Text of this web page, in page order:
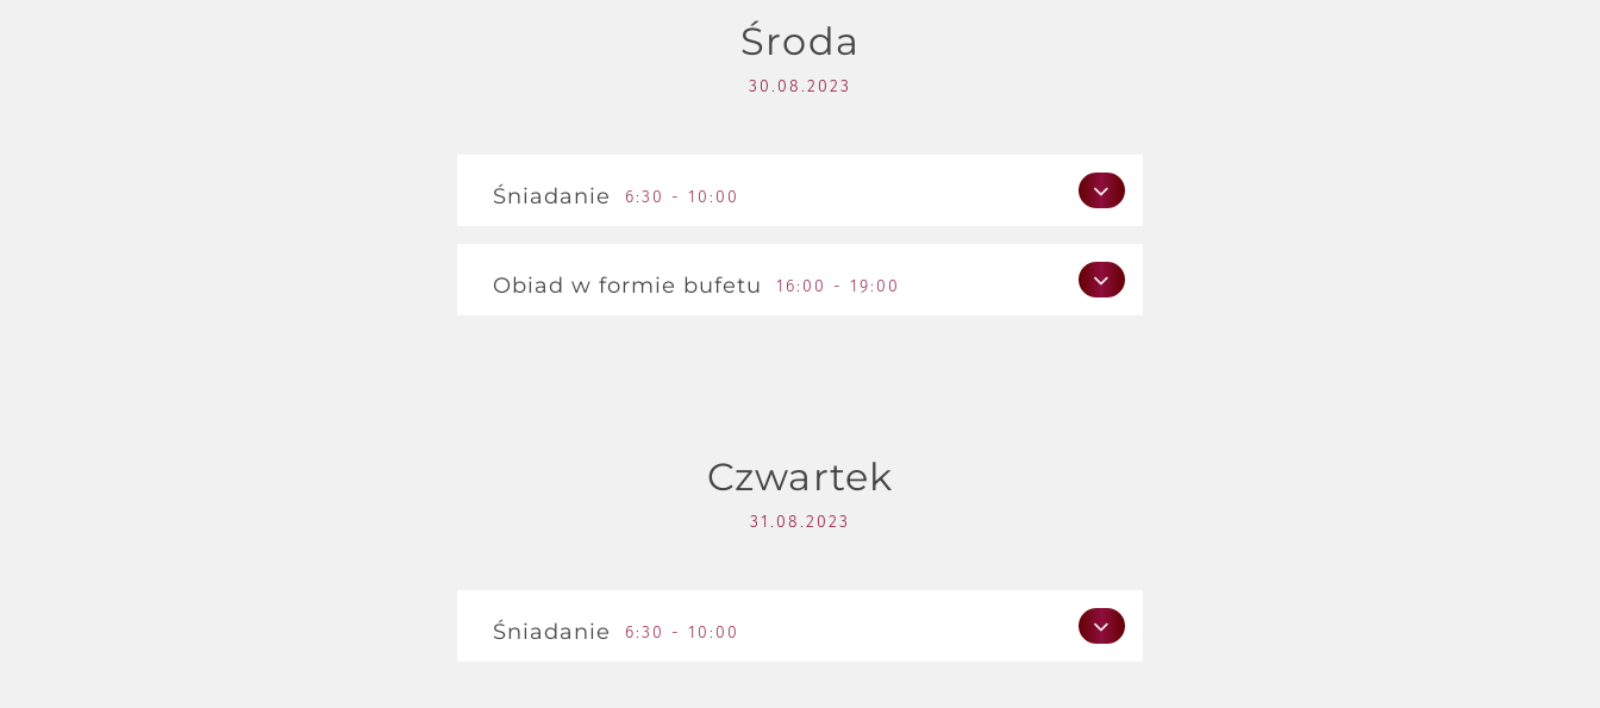
Środa
30.08.2023
Śniadanie 6:30 - 10:00
Śniadanie w formie bufetu, serwowane w restauracji.
Obiad w formie bufetu 16:00 - 19:00
Pulpeciki rybne w sosie koperkowym
Czwartek
31.08.2023
Śniadanie 6:30 - 10:00